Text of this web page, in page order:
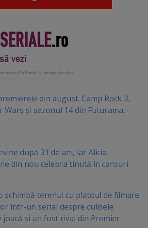
din august. Camp Rock 3,
Wars și sezonul 14 din Futurama,
după 31 de ani, iar Alicia
din nou celebra ținută în carouri
schimbă terenul cu platoul de filmare.
într-un serial despre culisele
şi un fost rival din Premier